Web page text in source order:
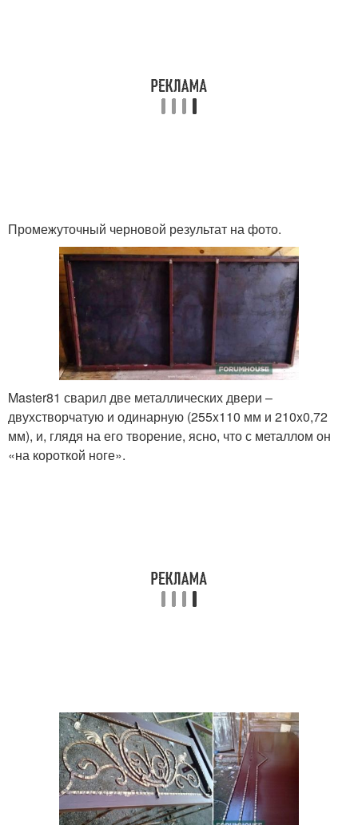
Промежуточный черновой результат на фото.
Master81 сварил две металлических двери –
двухстворчатую и одинарную (255x110 мм и 210x0,72
мм), и, глядя на его творение, ясно, что с металлом он
«на короткой ноге».